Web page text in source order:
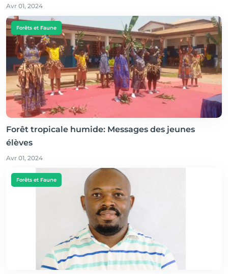
Avr 01, 2024
Forêts et Faune
Forêt tropicale humide: Messages des jeunes
élèves
Avr 01, 2024
Forêts et Faune